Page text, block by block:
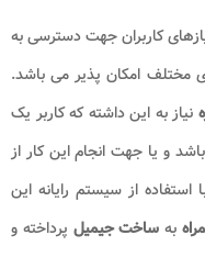
کاربران جهت دسترسی به
مختلف امکان پذیر می باشد.
نیاز به این داشته که کاربر یک
و یا جهت انجام این کار از
استفاده از سیستم رایانه این
به ساخت جیمیل پرداخته و